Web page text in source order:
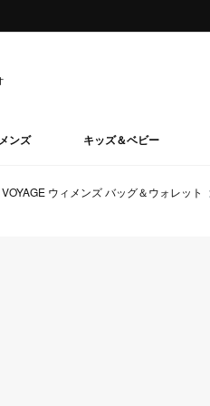
メンズ キッズ＆ベビー
VOYAGE ウィメンズ バッグ＆ウォレット